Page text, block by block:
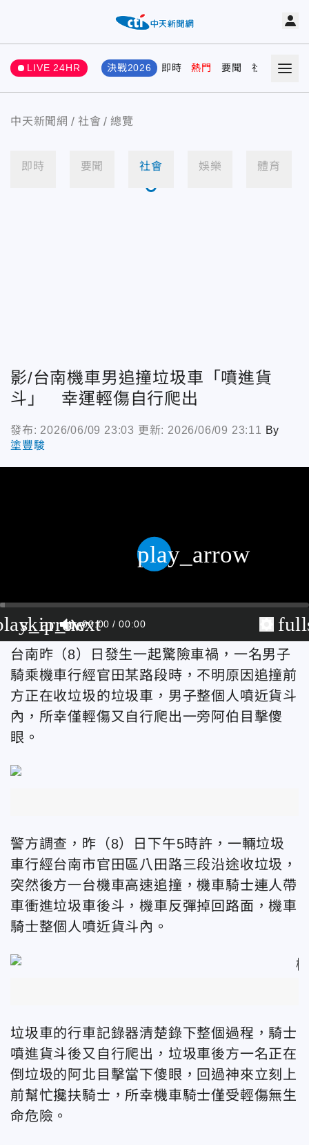
LIVE 24HR 決戰2026 即時 熱門 要聞 社會 娛樂
中天新聞網 社會 總覽
即時 要聞 社會 娛樂 體育
影/台南機車男追撞垃圾車「噴進貨
斗」 幸運輕傷自行爬出
發布: 2026/06/09 23:03 更新: 2026/06/09 23:11 By
塗豐駿
skip_next
00:00 00:00
play_arrow
台南昨（8）日發生一起驚險車禍，一名男子
騎乘機車行經官田某路段時，不明原因追撞前
方正在收垃圾的垃圾車，男子整個人噴近貨斗
內，所幸僅輕傷又自行爬出一旁阿伯目擊傻
眼。
警方調查，昨（8）日下午5時許，一輛垃圾
車行經台南市官田區八田路三段沿途收垃圾，
突然後方一台機車高速追撞，機車騎士連人帶
車衝進垃圾車後斗，機車反彈掉回路面，機車
騎士整個人噴近貨斗內。
垃圾車的行車記錄器清楚錄下整個過程，騎士
噴進貨斗後又自行爬出，垃圾車後方一名正在
倒垃圾的阿北目擊當下傻眼，回過神來立刻上
前幫忙攙扶騎士，所幸機車騎士僅受輕傷無生
命危險。